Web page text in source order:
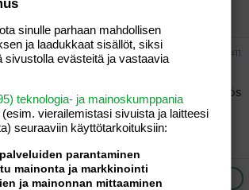
#11
1,5 kuukautta Oulusta kaipailis myös
muista äideistä.
viesti
sinulle parhaan mahdollisen
ja laadukkaat sisällöt, siksi
sivustolla evästeitä ja vastaavia
teknologia- ja mainoskumppania
vierailemis­tasi sivuista ja laitteesi
seuraaviin käyttötarkoituksiin:
parantaminen
mainonta ja markkinointi
ja mainonnan mittaaminen